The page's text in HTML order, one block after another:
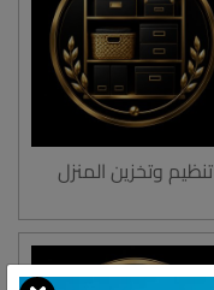
تنظيم وتخزين المنزل